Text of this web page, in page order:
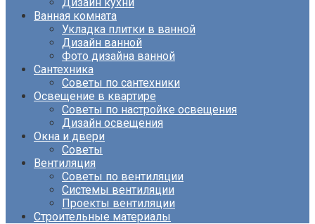
Ванная комната
Укладка плитки в ванной
Дизайн ванной
Фото дизайна ванной
Сантехника
Советы по сантехники
Освещение в квартире
Советы по настройке освещения
Дизайн освещения
Окна и двери
Советы
Вентиляция
Советы по вентиляции
Системы вентиляции
Проекты вентиляции
Строительные материалы